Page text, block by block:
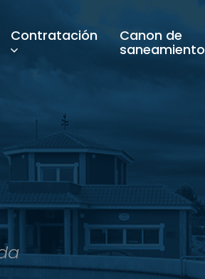
Contratación
Canon de
saneamiento